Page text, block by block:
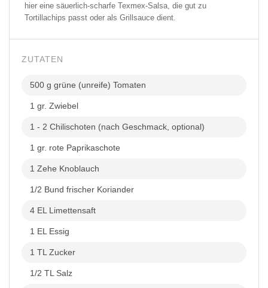
hier eine säuerlich-scharfe Texmex-Salsa, die gut zu
Tortillachips passt oder als Grillsauce dient.
ZUTATEN
500 g grüne (unreife) Tomaten
1 gr. Zwiebel
1 - 2 Chilischoten (nach Geschmack, optional)
1 gr. rote Paprikaschote
1 Zehe Knoblauch
1/2 Bund frischer Koriander
4 EL Limettensaft
1 EL Essig
1 TL Zucker
1/2 TL Salz